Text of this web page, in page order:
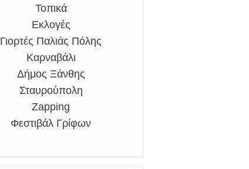
Τοπικά
Εκλογές
Γιορτές Παλιάς Πόλης
Καρναβάλι
Δήμος Ξάνθης
Σταυρούπολη
Zapping
Φεστιβάλ Γρίφων